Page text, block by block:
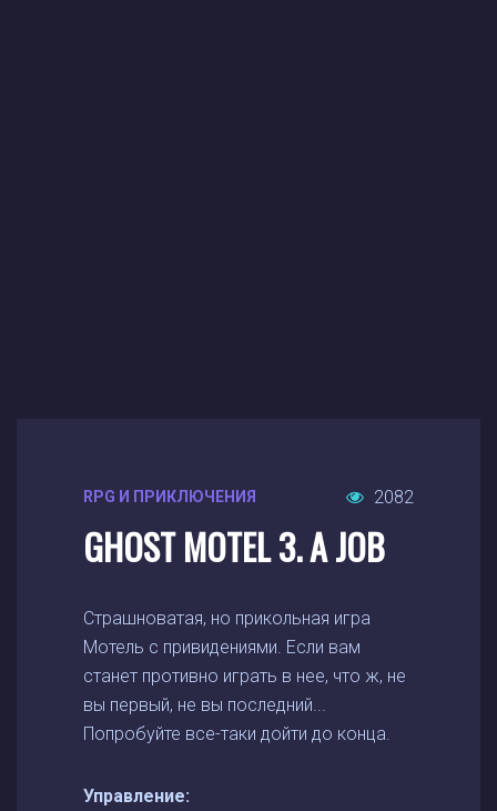
RPG И ПРИКЛЮЧЕНИЯ 2082
GHOST MOTEL 3. A JOB
Страшноватая, но прикольная игра
Мотель с привидениями. Если вам
станет противно играть в нее, что ж, не
вы первый, не вы последний...
Попробуйте все-таки дойти до конца.
Управление: